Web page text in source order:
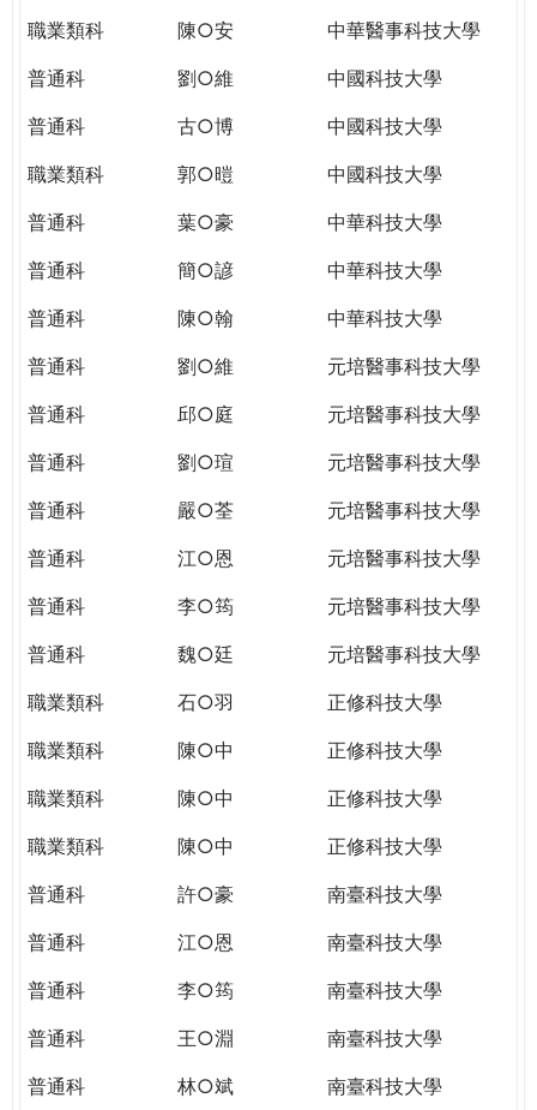
職業類科
陳○安
中華醫事科技大學
普通科
劉○維
中國科技大學
普通科
古○博
中國科技大學
職業類科
郭○暟
中國科技大學
普通科
葉○豪
中華科技大學
普通科
簡○諺
中華科技大學
普通科
陳○翰
中華科技大學
普通科
劉○維
元培醫事科技大學
普通科
邱○庭
元培醫事科技大學
普通科
劉○瑄
元培醫事科技大學
普通科
嚴○荃
元培醫事科技大學
普通科
江○恩
元培醫事科技大學
普通科
李○筠
元培醫事科技大學
普通科
魏○廷
元培醫事科技大學
職業類科
石○羽
正修科技大學
職業類科
陳○中
正修科技大學
職業類科
陳○中
正修科技大學
職業類科
陳○中
正修科技大學
普通科
許○豪
南臺科技大學
普通科
江○恩
南臺科技大學
普通科
李○筠
南臺科技大學
普通科
王○淵
南臺科技大學
普通科
林○斌
南臺科技大學